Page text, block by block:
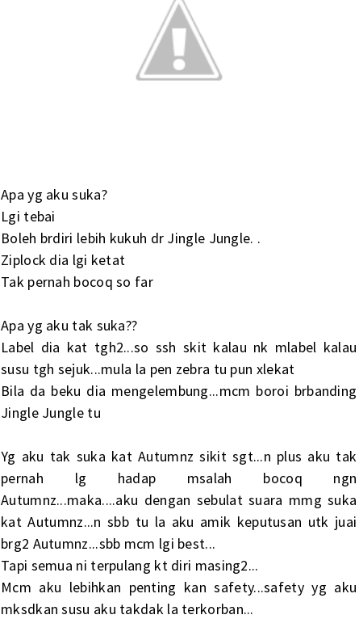
Apa yg aku suka?
Lgi tebai
Boleh brdiri lebih kukuh dr Jingle Jungle. .
Ziplock dia lgi ketat
Tak pernah bocoq so far
Apa yg aku tak suka??
Label dia kat tgh2...so ssh skit kalau nk mlabel kalau
susu tgh sejuk...mula la pen zebra tu pun xlekat
Bila da beku dia mengelembung...mcm boroi brbanding
Jingle Jungle tu
Yg aku tak suka kat Autumnz sikit sgt...n plus aku tak
pernah lg hadap msalah bocoq ngn
Autumnz...maka....aku dengan sebulat suara mmg suka
kat Autumnz...n sbb tu la aku amik keputusan utk juai
brg2 Autumnz...sbb mcm lgi best...
Tapi semua ni terpulang kt diri masing2...
Mcm aku lebihkan penting kan safety...safety yg aku
mksdkan susu aku takdak la terkorban...